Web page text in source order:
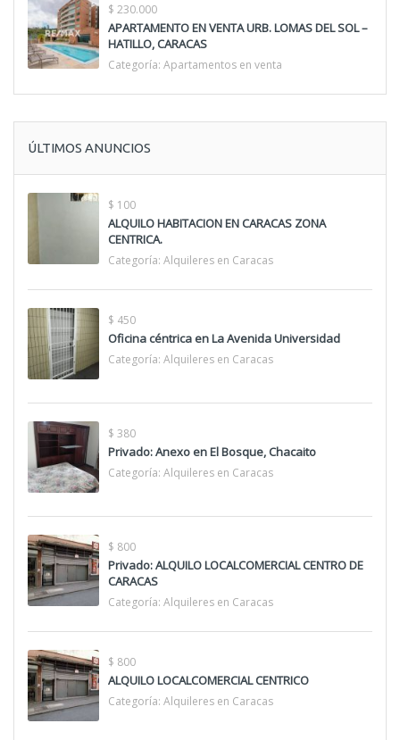
$ 230.000
APARTAMENTO EN VENTA URB. LOMAS DEL SOL –
HATILLO, CARACAS
Categoría: Apartamentos en venta
ÚLTIMOS ANUNCIOS
$ 100
ALQUILO HABITACION EN CARACAS ZONA
CENTRICA.
Categoría: Alquileres en Caracas
$ 450
Oficina céntrica en La Avenida Universidad
Categoría: Alquileres en Caracas
$ 380
Privado: Anexo en El Bosque, Chacaito
Categoría: Alquileres en Caracas
$ 800
Privado: ALQUILO LOCALCOMERCIAL CENTRO DE
CARACAS
Categoría: Alquileres en Caracas
$ 800
ALQUILO LOCALCOMERCIAL CENTRICO
Categoría: Alquileres en Caracas